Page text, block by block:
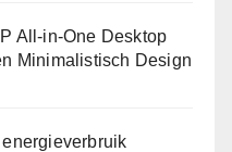
All-in-One Desktop
Minimalistisch Design